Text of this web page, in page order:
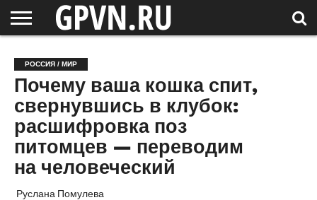
ОБЛАСТЬ
НОВОСТИ
СОСЕДЕЙ
РОССИЯ
/ МИР
СПЕЦПРОЕКТЫ
БЛОГ
СТАТЬИ
ФОТОРЕПОРТАЖИ
ИНТЕРВЬЮ
ОБЪЕКТЫ
ПОДБОРКИ
РОССИЯ / МИР
Почему ваша кошка спит,
свернувшись в клубок:
расшифровка поз
питомцев — переводим
на человеческий
Руслана Помулева